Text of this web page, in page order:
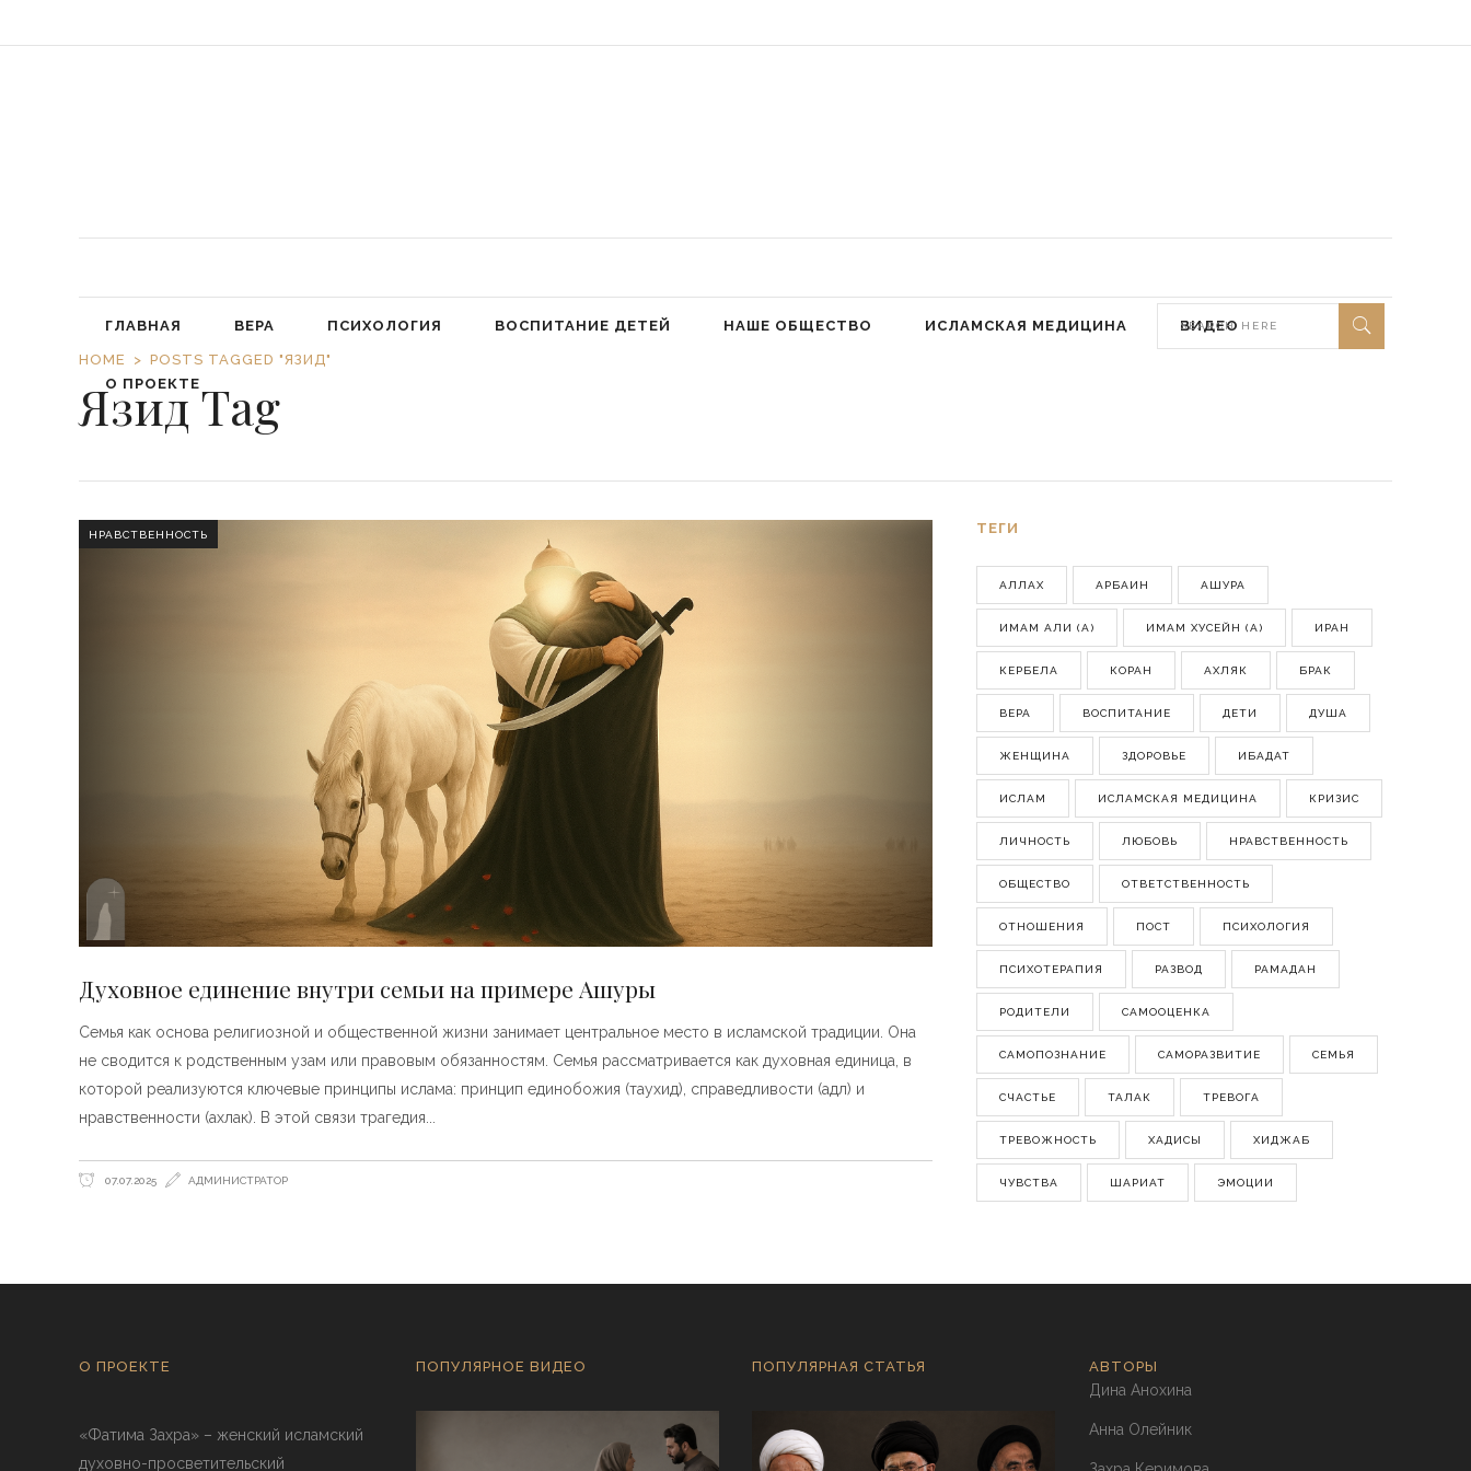
ГЛАВНАЯ ВЕРА ПСИХОЛОГИЯ ВОСПИТАНИЕ ДЕТЕЙ НАШЕ ОБЩЕСТВО ИСЛАМСКАЯ МЕДИЦИНА ВИДЕО
О ПРОЕКТЕ
HOME POSTS TAGGED "ЯЗИД"
Язид Tag
НРАВСТВЕННОСТЬ
Духовное единение внутри семьи на примере Ашуры
Семья как основа религиозной и общественной жизни занимает центральное место в исламской традиции. Она
не сводится к родственным узам или правовым обязанностям. Семья рассматривается как духовная единица, в
которой реализуются ключевые принципы ислама: принцип единобожия (таухид), справедливости (адл) и
нравственности (ахлак). В этой связи трагедия
07.07.2025 АДМИНИСТРАТОР
ТЕГИ
АЛЛАХ АРБАИН АШУРА
ИМАМ АЛИ (А) ИМАМ ХУСЕЙН (А) ИРАН
КЕРБЕЛА КОРАН АХЛЯК БРАК
ВЕРА ВОСПИТАНИЕ ДЕТИ ДУША
ЖЕНЩИНА ЗДОРОВЬЕ ИБАДАТ
ИСЛАМ ИСЛАМСКАЯ МЕДИЦИНА КРИЗИС
ЛИЧНОСТЬ ЛЮБОВЬ НРАВСТВЕННОСТЬ
ОБЩЕСТВО ОТВЕТСТВЕННОСТЬ
ОТНОШЕНИЯ ПОСТ ПСИХОЛОГИЯ
ПСИХОТЕРАПИЯ РАЗВОД РАМАДАН
РОДИТЕЛИ САМООЦЕНКА
САМОПОЗНАНИЕ САМОРАЗВИТИЕ СЕМЬЯ
СЧАСТЬЕ ТАЛАК ТРЕВОГА
ТРЕВОЖНОСТЬ ХАДИСЫ ХИДЖАБ
ЧУВСТВА ШАРИАТ ЭМОЦИИ
О ПРОЕКТЕ
«Фатима Захра» – женский исламский
духовно-просветительский
ПОПУЛЯРНОЕ ВИДЕО ПОПУЛЯРНАЯ СТАТЬЯ АВТОРЫ
Дина Анохина
Анна Олейник